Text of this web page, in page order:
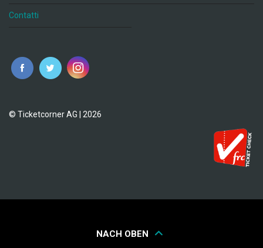
Contatti
© Ticketcorner AG | 2026
NACH OBEN